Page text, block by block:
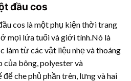
đầu cos
cos là một phụ kiện thời trang
mọi lứa tuổi và giới tính.Nó là
làm từ các vật liệu nhẹ và thoáng
của bông, polyester và
che phủ phần trên, lưng và hai